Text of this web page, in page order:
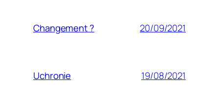
Changement ? 20/09/2021
Uchronie 19/08/2021